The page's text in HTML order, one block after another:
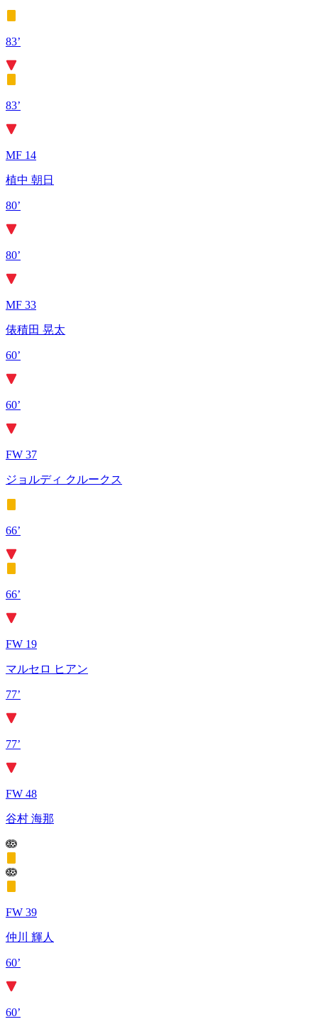
83’
83’
MF 14
植中 朝日
80’
80’
MF 33
俵積田 晃太
60’
60’
FW 37
ジョルディ クルークス
66’
66’
FW 19
マルセロ ヒアン
77’
77’
FW 48
谷村 海那
FW 39
仲川 輝人
60’
60’